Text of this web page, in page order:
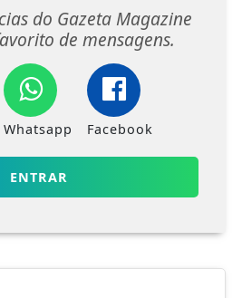
do Gazeta Magazine
de mensagens.
Whatsapp Facebook
ENTRAR